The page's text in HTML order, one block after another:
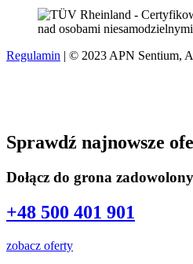
Regulamin | © 2023 APN Sentium,
Sprawdź najnowsze
Dołącz do grona
+48 500 401 901
zobacz oferty